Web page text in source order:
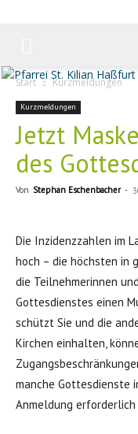
Start Kurzmeldungen
Kurzmeldungen
Jetzt
des
Von Stephan Eschenbacher -
Die Inzidenzzahlen im
hoch – die höchsten in
die Teilnehmerinnen
Gottesdienstes einen
schützt Sie und die
Kirchen einhalten,
manche Gottesdienste
Anmeldung